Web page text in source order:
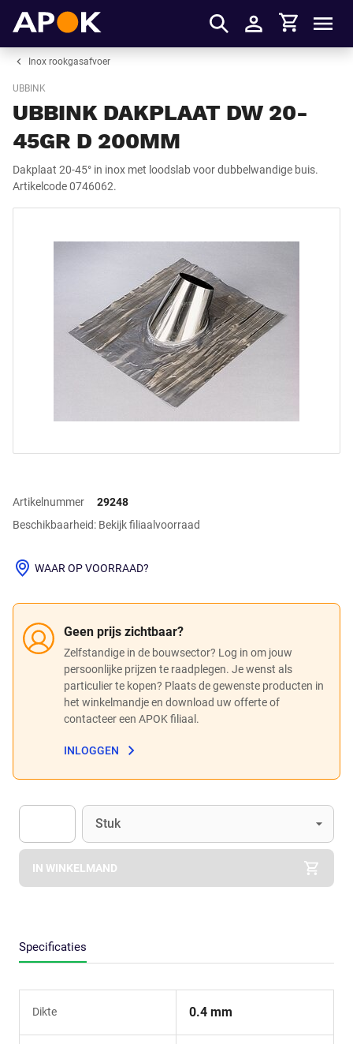
Inloggen
Winkelmandje
Inox rookgasafvoer
UBBINK
UBBINK DAKPLAAT DW 20-
45GR D 200MM
Dakplaat 20-45° in inox met loodslab voor dubbelwandige buis.
Artikelcode 0746062.
Artikelnummer
29248
Beschikbaarheid: Bekijk filiaalvoorraad
Geen prijs zichtbaar?
Zelfstandige in de bouwsector? Log in om jouw
persoonlijke prijzen te raadplegen. Je wenst als
particulier te kopen? Plaats de gewenste producten in
het winkelmandje en download uw offerte of
contacteer een APOK filiaal.
INLOGGEN
WAAR OP VOORRAAD?
Apok.Product.Detail.AddToCart.Quantity (Optioneel)
Eenheid
Stuk
IN WINKELMAND
Specificaties
Dikte 0.4 mm